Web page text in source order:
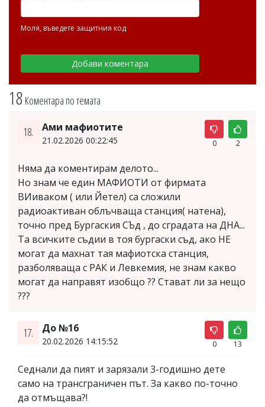
18 Коментара по темата
18. Ами мафиотите
21.02.2026 00:22:45 0 2
Няма да коментирам делото...
Но знам че един МАФИОТИ от фирмата
ВИиваком ( или Йетел) са сложили
радиоактиван облъчваща станция( натена),
точно пред Бургаския СЪд , до сградата на ДНА...
Та всичките съдии в тоя бургаски съд, ако НЕ
могат да махнат тая мафиотска станция,
разболяваща с РАК и Левкемия, не знам какво
могат да направят изобщо ?? Стават ли за нещо
???
17. До №16
20.02.2026 14:15:52 0 13
Седнали да пият и зарязали 3-годишно дете
само на трансграничен път. За какво по-точно
да отмъщава?!
Моля, въведете защитния код